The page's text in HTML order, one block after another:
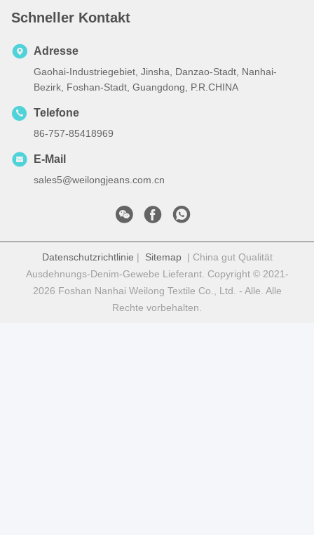
Schneller Kontakt
Adresse
Gaohai-Industriegebiet, Jinsha, Danzao-Stadt, Nanhai-
Bezirk, Foshan-Stadt, Guangdong, P.R.CHINA
Telefone
86-757-85418969
E-Mail
sales5@weilongjeans.com.cn
Datenschutzrichtlinie | Sitemap| China gut Qualität
Ausdehnungs-Denim-Gewebe Lieferant. Copyright © 2021-
2026 Foshan Nanhai Weilong Textile Co., Ltd. - Alle. Alle
Rechte vorbehalten.